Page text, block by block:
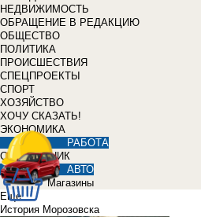
НЕДВИЖИМОСТЬ
ОБРАЩЕНИЕ В РЕДАКЦИЮ
ОБЩЕСТВО
ПОЛИТИКА
ПРОИСШЕСТВИЯ
СПЕЦПРОЕКТЫ
СПОРТ
ХОЗЯЙСТВО
ХОЧУ СКАЗАТЬ!
ЭКОНОМИКА
РАБОТА
СПРАВОЧНИК
АВТО
Магазины
Еще
История Морозовска